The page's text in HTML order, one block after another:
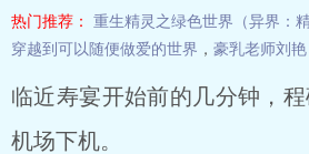
热门推荐： 重生精灵之绿色世界（异界：
穿越到可以随便做爱的世界 ， 豪乳老师刘艳
临近寿宴开始前的几分钟，
机场下机。